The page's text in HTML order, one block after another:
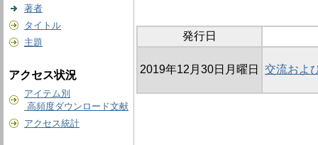
著者
タイトル
主題
アクセス状況
アイテム別
高頻度ダウンロード文献
アクセス統計
発行日
2019年12月30日月曜日 交流およ